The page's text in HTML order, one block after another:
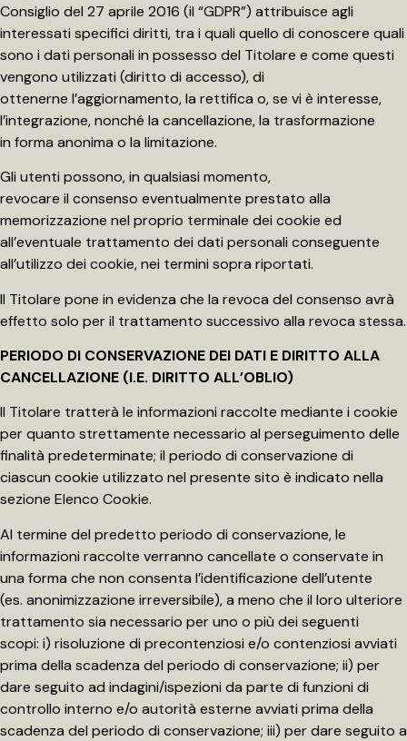
Consiglio del 27 aprile 2016 (il “GDPR”) attribuisce agli
interessati specifici diritti, tra i quali quello di conoscere quali
sono i dati personali in possesso del Titolare e come questi
vengono utilizzati (diritto di accesso), di
ottenerne l’aggiornamento, la rettifica o, se vi è interesse,
l’integrazione, nonché la cancellazione, la trasformazione
in forma anonima o la limitazione.
Gli utenti possono, in qualsiasi momento,
revocare il consenso eventualmente prestato alla
memorizzazione nel proprio terminale dei cookie ed
all’eventuale trattamento dei dati personali conseguente
all’utilizzo dei cookie, nei termini sopra riportati.
Il Titolare pone in evidenza che la revoca del consenso avrà
effetto solo per il trattamento successivo alla revoca stessa.
PERIODO DI CONSERVAZIONE DEI DATI E DIRITTO ALLA
CANCELLAZIONE (I.E. DIRITTO ALL’OBLIO)
Il Titolare tratterà le informazioni raccolte mediante i cookie
per quanto strettamente necessario al perseguimento delle
finalità predeterminate; il periodo di conservazione di
ciascun cookie utilizzato nel presente sito è indicato nella
sezione Elenco Cookie.
Al termine del predetto periodo di conservazione, le
informazioni raccolte verranno cancellate o conservate in
una forma che non consenta l’identificazione dell’utente
(es. anonimizzazione irreversibile), a meno che il loro ulteriore
trattamento sia necessario per uno o più dei seguenti
scopi: i) risoluzione di precontenziosi e/o contenziosi avviati
prima della scadenza del periodo di conservazione; ii) per
dare seguito ad indagini/ispezioni da parte di funzioni di
controllo interno e/o autorità esterne avviati prima della
scadenza del periodo di conservazione; iii) per dare seguito a